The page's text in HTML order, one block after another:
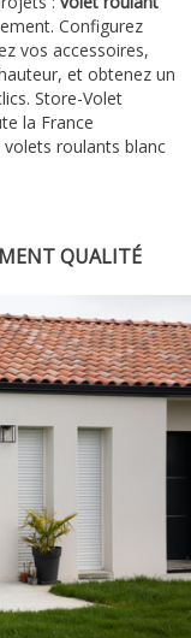
Configurez
vos accessoires,
et obtenez un
Store-Volet
la France
roulants blanc
QUALITÉ